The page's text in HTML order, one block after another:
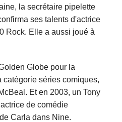
la secrétaire pipelette
ses talents d'actrice
Rock. Elle a aussi joué à
Globe pour la
catégorie séries comiques,
Et en 2003, un Tony
de comédie
Carla dans Nine.